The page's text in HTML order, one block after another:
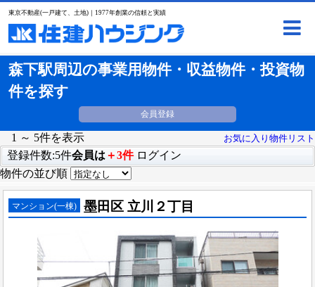
東京不動産(一戸建て、土地)｜1977年創業の信頼と実績
森下駅周辺の事業用物件・収益物件・投資物
件を探す
会員登録
1 ～ 5件を表示 お気に入り物件リスト
登録件数:5件会員は ＋3件 ログイン
物件の並び順
マンション(一棟) 墨田区 立川２丁目